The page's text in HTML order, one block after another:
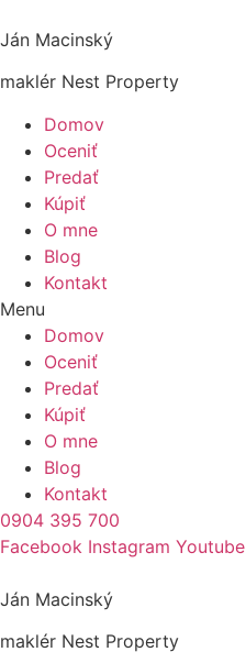
Ján Macinský
maklér Nest Property
Domov
Oceniť
Predať
Kúpiť
O mne
Blog
Kontakt
Menu
Domov
Oceniť
Predať
Kúpiť
O mne
Blog
Kontakt
0904 395 700
Facebook Instagram Youtube
Ján Macinský
maklér Nest Property